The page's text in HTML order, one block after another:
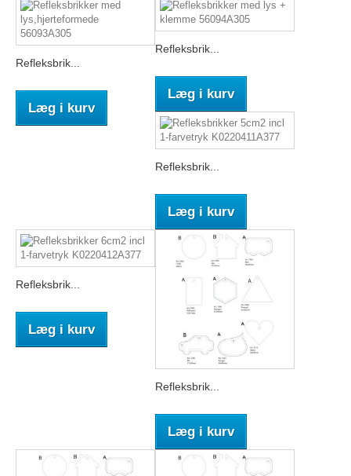
Refleksbrik...
Læg i kurv
Refleksbrik...
Læg i kurv
Refleksbrik...
Læg i kurv
Refleksbrik...
Læg i kurv
Refleksbrik...
Læg i kurv